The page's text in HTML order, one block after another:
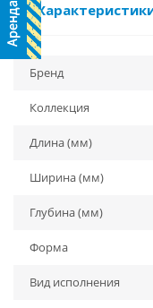
Бренд
Коллекция
Длина (мм)
Ширина (мм)
Глубина (мм)
Форма
Вид исполнения